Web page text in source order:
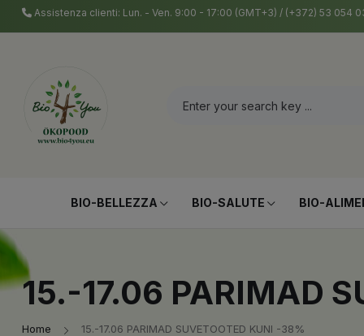
Assistenza clienti: Lun. - Ven. 9:00 - 17:00 (GMT+3) / (+372) 53 054
BIO-BELLEZZA BIO-SALUTE BIO-
15.-17.06 PARIMAD
Home 15.-17.06 PARIMAD SUVETOOTED KUNI -38%